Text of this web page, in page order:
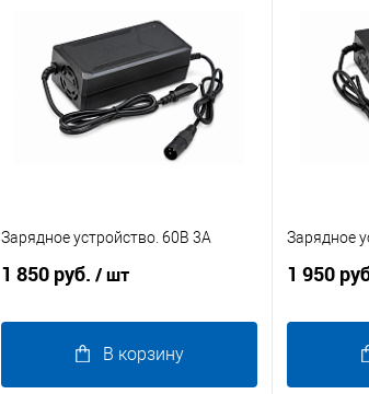
Зарядное устройство. 60В 3А
1 850 руб. / шт
В корзину
Зарядное
1 950